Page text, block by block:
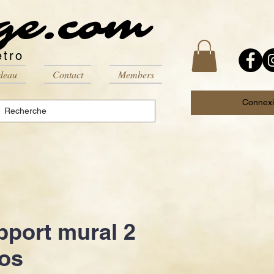
Contact Members
mural 2